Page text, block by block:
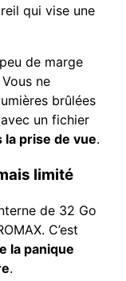
qui vise une
de marge
ne
brûlées
un fichier
prise de vue.
limité
de 32 Go
C’est
la panique
.